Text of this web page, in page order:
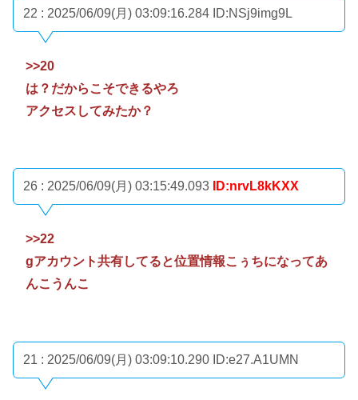
22 : 2025/06/09(月) 03:09:16.284 ID:NSj9img9L
>>20
は？だからこそできるやろ
アクセスしてみたか？
26 : 2025/06/09(月) 03:15:49.093 ID:nrvL8kKXX
>>22
gアカウント共有してると位置情報こぅちになってあ
んこうんこ
21 : 2025/06/09(月) 03:09:10.290 ID:e27.A1UMN